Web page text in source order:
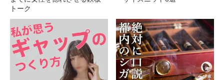
トーク